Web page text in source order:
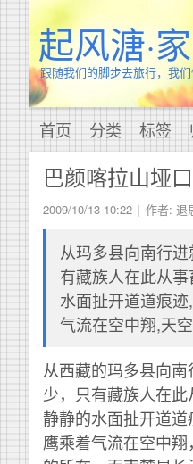
起风溏·
跟随我们的脚步去旅行，我
首页 分类 标签
巴颜喀拉山垭口
2009/10/13 10:22 作者: 退
从玛多县向南行
有藏族人在此从
水面扯开道道痕
气流在空中翔,天
从西藏的玛多县向
少，只有藏族人在
静静的水面扯开道
鹰乘着气流在空中